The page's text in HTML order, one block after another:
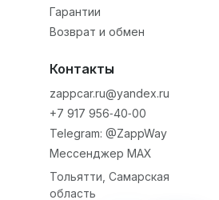
Гарантии
Возврат и обмен
Контакты
zappcar.ru@yandex.ru
+7 917 956‑40‑00
Telegram: @ZappWay
Мессенджер MAX
Тольятти, Самарская
область